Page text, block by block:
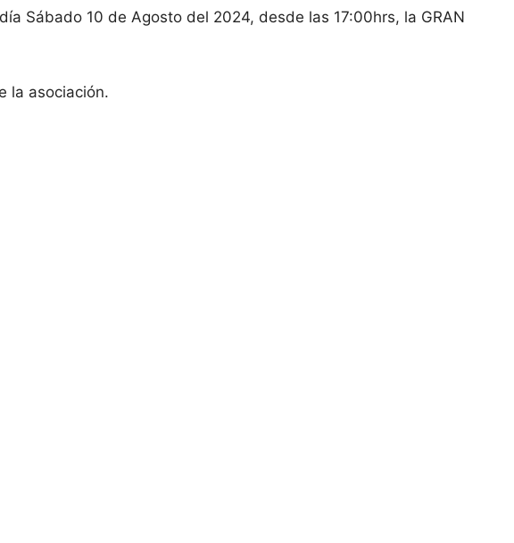
Sábado 10 de Agosto del 2024, desde las 17:00hrs, la GRAN
la asociación.